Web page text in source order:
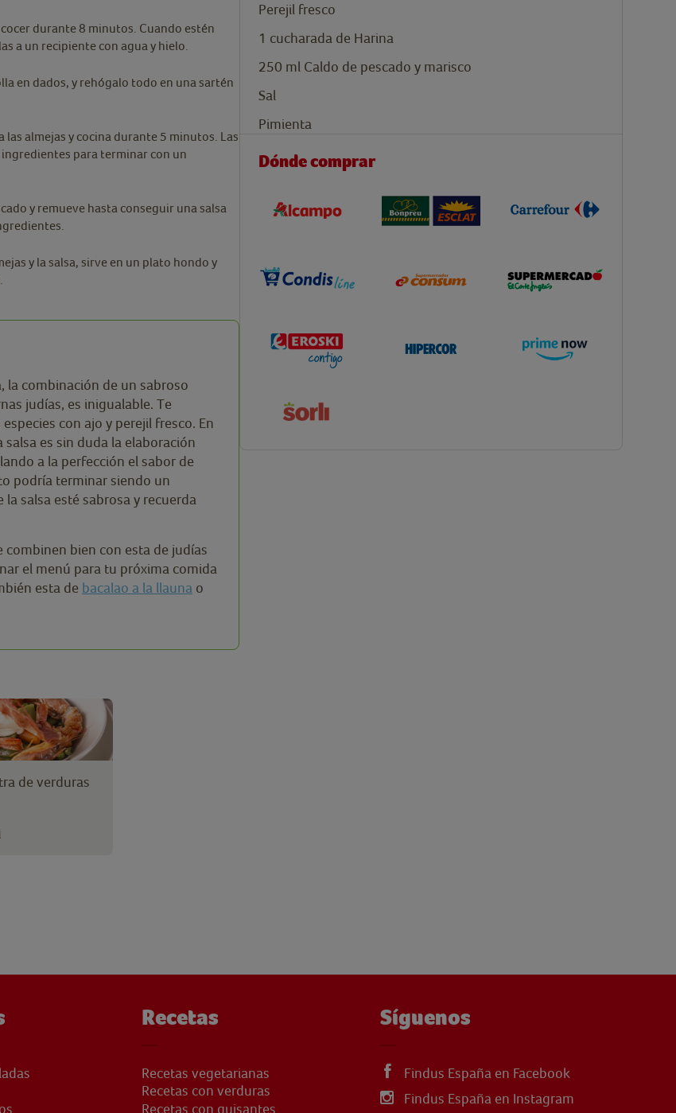
durante 8 minutos. Cuando estén
a un recipiente con agua y hielo.
en dados, y rehógalo todo en una sartén
almejas y cocina durante 5 minutos. Las
para terminar con un
y remueve hasta conseguir una salsa
y la salsa, sirve en un plato hondo y
la combinación de un sabroso
judías, es inigualable. Te
con ajo y perejil fresco. En
es sin duda la elaboración
a la perfección el sabor de
podría terminar siendo un
salsa esté sabrosa y recuerda
bien con esta de judías
el menú para tu próxima comida
esta de bacalao a la llauna o
Perejil fresco
1 cucharada de Harina
250 ml Caldo de pescado y marisco
Sal
Pimienta
Dónde comprar
de verduras
Recetas
Recetas vegetarianas
Recetas con verduras
Recetas con guisantes
Síguenos
Findus España en Facebook
Findus España en Instagram